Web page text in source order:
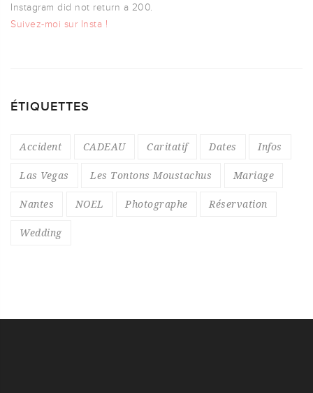
Instagram did not return a 200.
Suivez-moi sur Insta !
ÉTIQUETTES
Accident CADEAU Caritatif Dates Infos
Las Vegas Les Tontons Moustachus Mariage
Nantes NOEL Photographe Réservation
Wedding